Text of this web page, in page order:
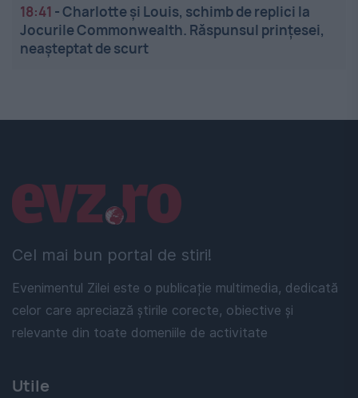
18:41 -Charlotte și Louis, schimb de replici la
Jocurile Commonwealth. Răspunsul prințesei,
neașteptat de scurt
Cel mai bun portal de stiri!
Evenimentul Zilei este o publicație multimedia, dedicată
celor care apreciază știrile corecte, obiective și
relevante din toate domeniile de activitate
Linkuri utile
Utile